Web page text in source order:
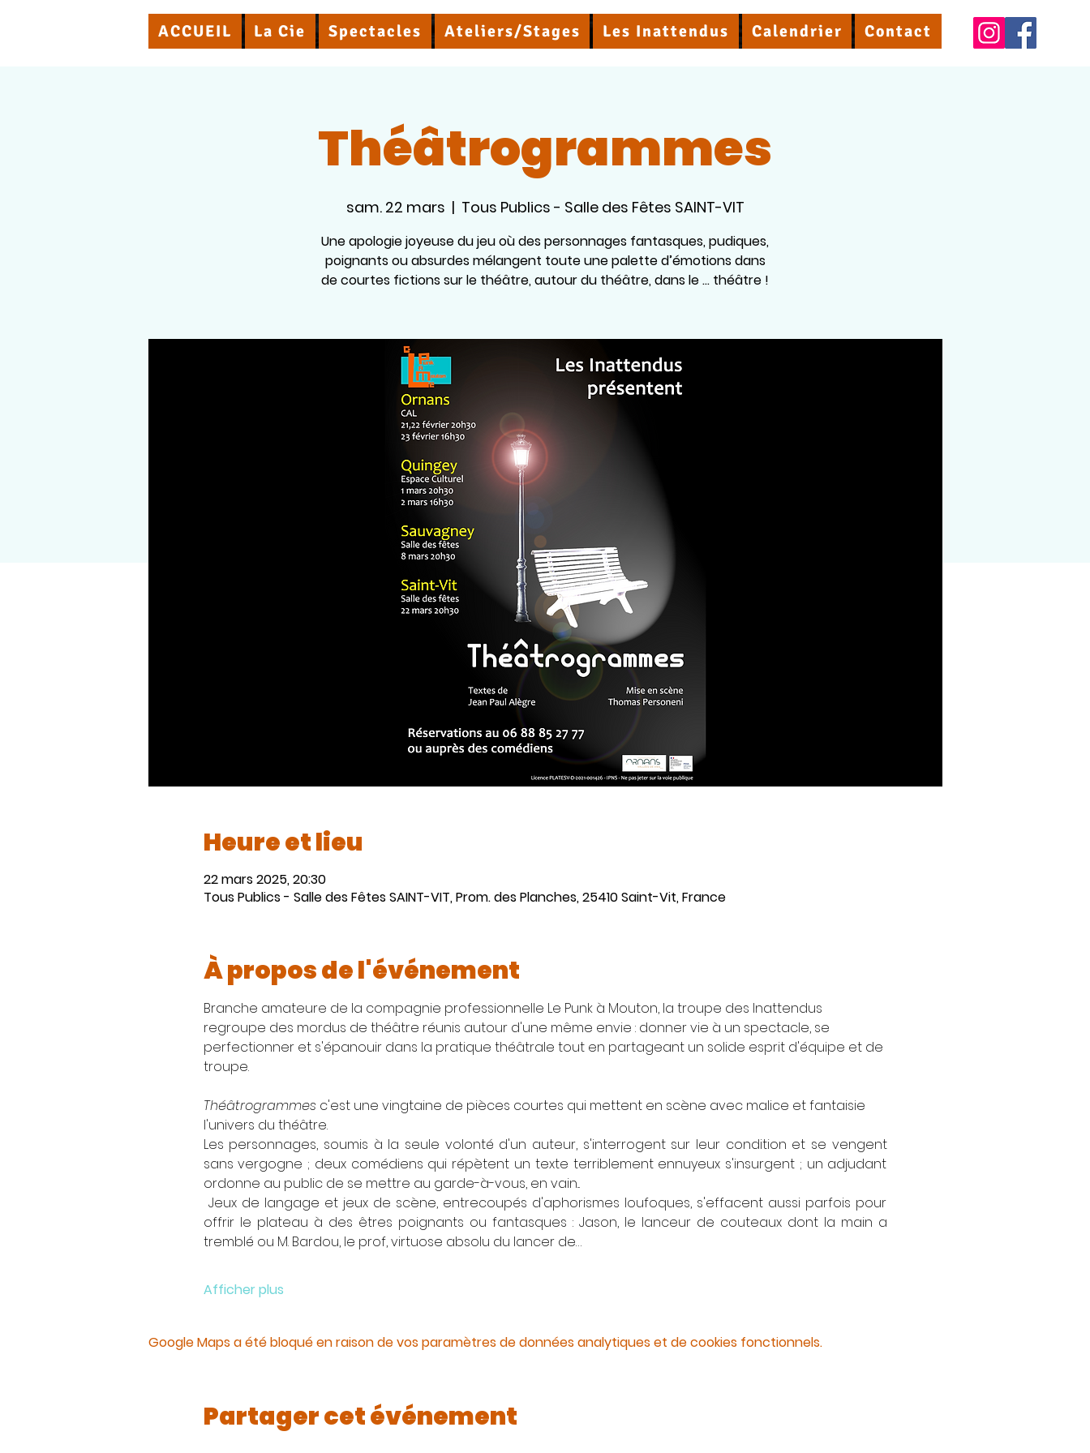
ACCUEIL La Cie Spectacles Ateliers/Stages Les Inattendus Calendrier Contact
Théâtrogrammes
sam. 22 mars
  |
Tous Publics - Salle des Fêtes SAINT-VIT
Une apologie joyeuse du jeu où des personnages fantasques, pudiques,
poignants ou absurdes mélangent toute une palette d’émotions dans
de courtes fictions sur le théâtre, autour du théâtre, dans le … théâtre !
Heure et lieu
22 mars 2025, 20:30
Tous Publics - Salle des Fêtes SAINT-VIT, Prom. des Planches, 25410 Saint-Vit, France
À propos de l'événement
Branche amateure de la compagnie professionnelle Le Punk à Mouton, la troupe des Inattendus
regroupe des mordus de théâtre réunis autour d'une même envie : donner vie à un spectacle, se
perfectionner et s'épanouir dans la pratique théâtrale tout en partageant un solide esprit d'équipe et de
troupe.
Théâtrogrammes c'est une vingtaine de pièces courtes qui mettent en scène avec malice et fantaisie
l'univers du théâtre.
Les personnages, soumis à la seule volonté d'un auteur, s'interrogent sur leur condition et se vengent
sans vergogne ; deux comédiens qui répètent un texte terriblement ennuyeux s'insurgent ; un adjudant
ordonne au public de se mettre au garde-à-vous, en vain...
Jeux de langage et jeux de scène, entrecoupés d'aphorismes loufoques, s'effacent aussi parfois pour
offrir le plateau à des êtres poignants ou fantasques : Jason, le lanceur de couteaux dont la main a
tremblé ou M. Bardou, le prof, virtuose absolu du lancer de…
Afficher plus
Google Maps a été bloqué en raison de vos paramètres de données analytiques et de cookies fonctionnels.
Partager cet événement